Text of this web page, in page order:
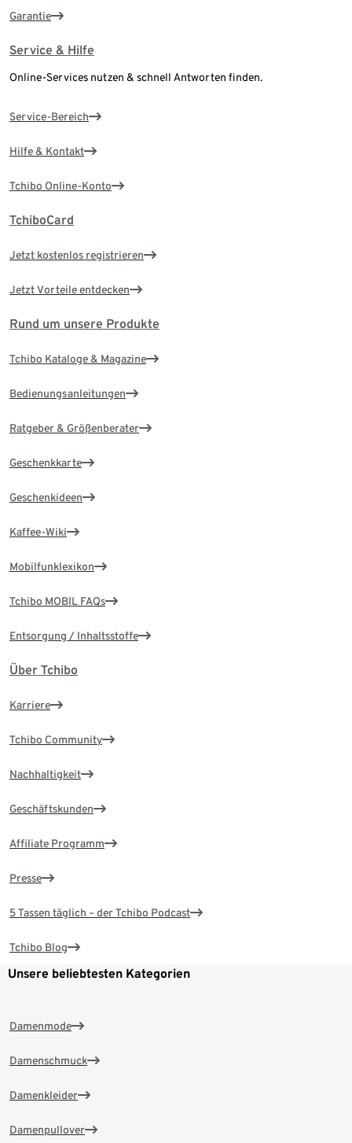
Garantie
Service & Hilfe
Online-Services nutzen & schnell Antworten finden.
Service-Bereich
Hilfe & Kontakt
Tchibo Online-Konto
TchiboCard
Jetzt kostenlos registrieren
Jetzt Vorteile entdecken
Rund um unsere Produkte
Tchibo Kataloge & Magazine
Bedienungsanleitungen
Ratgeber & Größenberater
Geschenkkarte
Geschenkideen
Kaffee-Wiki
Mobilfunklexikon
Tchibo MOBIL FAQs
Entsorgung / Inhaltsstoffe
Über Tchibo
Karriere
Tchibo Community
Nachhaltigkeit
Geschäftskunden
Affiliate Programm
Presse
5 Tassen täglich – der Tchibo Podcast
Tchibo Blog
Unsere beliebtesten Kategorien
Damenmode
Damenschmuck
Damenkleider
Damenpullover